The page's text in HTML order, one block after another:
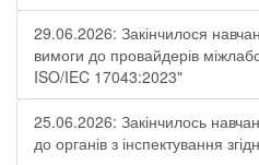
29.06.2026: Закінчилося
вимоги до провайдерів
ISO/IEC 17043:2023"
25.06.2026: Закінчилось
до органів з інспектування